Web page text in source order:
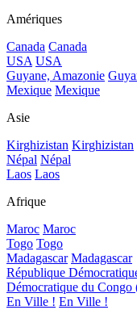
Amériques
Canada Canada
USA USA
Guyane, Amazonie
Mexique Mexique
Asie
Kirghizistan Kirghizistan
Népal Népal
Laos Laos
Afrique
Maroc Maroc
Togo Togo
Madagascar Madagascar
République
Démocratique du
En Ville ! En Ville !